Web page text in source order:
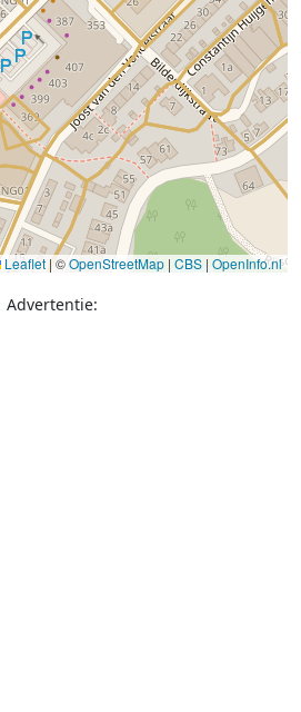
Leaflet | ©OpenStreetMap | CBS | OpenInfo.nl
Advertentie: